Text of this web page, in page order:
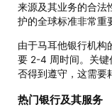
来源及其业务的合法
护的全球标准非常重
由于马耳他银行机构
要 2-4 周时间。关键
否得到遵守，这需要
热门银行及其服务